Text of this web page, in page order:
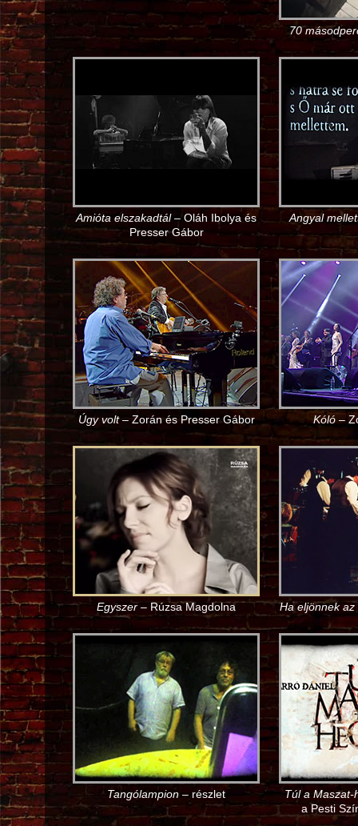
70
Amióta elszakadtál– Oláh Ibolya és
Presser Gábor
Angyal
Úgy volt– Zorán és Presser Gábor Kóló–
Egyszer– Rúzsa Magdolna Ha eljönnek az
Tangólampion – részlet
Túl a Maszat-
a Pesti